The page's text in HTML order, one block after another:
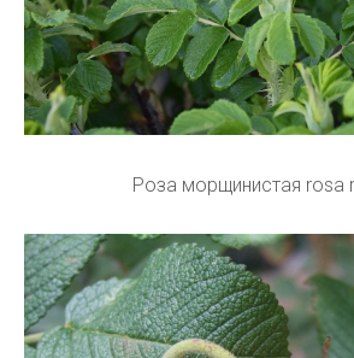
Роза морщинистая rosa